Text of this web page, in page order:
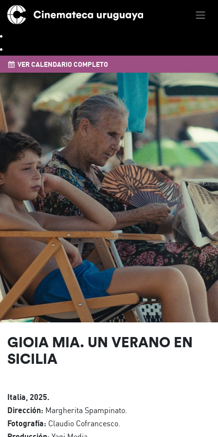
VER CALENDARIO COMPLETO
GIOIA MIA. UN VERANO EN
SICILIA
Italia, 2025.
Dirección: Margherita Spampinato.
Fotografía: Claudio Cofrancesco.